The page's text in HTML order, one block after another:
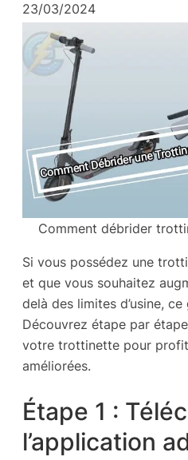
23/03/2024
Comment débrider
Si vous possédez une
et que vous souhaitez
delà des limites d’usine,
Découvrez étape par
votre trottinette pour
améliorées.
Étape 1 :
l’application